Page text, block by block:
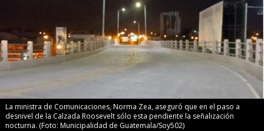
La ministra de Comunicaciones, Norma Zea, aseguró que en el paso a
desnivel de la Calzada Roosevelt sólo esta pendiente la señalización
nocturna. (Foto: Municipalidad de Guatemala/Soy502)